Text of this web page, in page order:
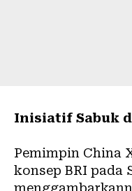
Inisiatif Sabuk
Pemimpin China
konsep BRI pada